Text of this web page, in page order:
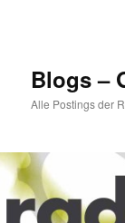
Blogs –
Alle Postings der